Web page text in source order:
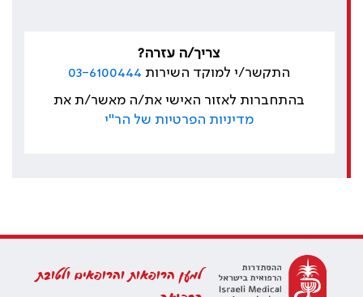
צריך/ה עזרה?
התקשר/י למוקד השירות 03-6100444
בהתחברות לאזור האישי את/ה מאשר/ת את
מדיניות הפרטיות של הר"י
למען הרופאות והרופאים ולטובת